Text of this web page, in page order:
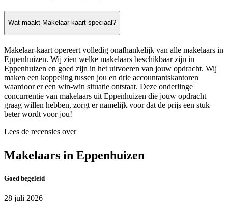
Wat maakt Makelaar-kaart speciaal?
Makelaar-kaart opereert volledig onafhankelijk van alle makelaars in
Eppenhuizen. Wij zien welke makelaars beschikbaar zijn in
Eppenhuizen en goed zijn in het uitvoeren van jouw opdracht. Wij
maken een koppeling tussen jou en drie accountantskantoren
waardoor er een win-win situatie ontstaat. Deze onderlinge
concurrentie van makelaars uit Eppenhuizen die jouw opdracht
graag willen hebben, zorgt er namelijk voor dat de prijs een stuk
beter wordt voor jou!
Lees de recensies over
Makelaars in Eppenhuizen
Goed begeleid
28 juli 2026